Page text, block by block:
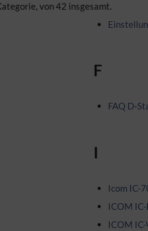
von 42 insgesamt.
F
FAQ D-
I
Icom IC-
ICOM
ICOM